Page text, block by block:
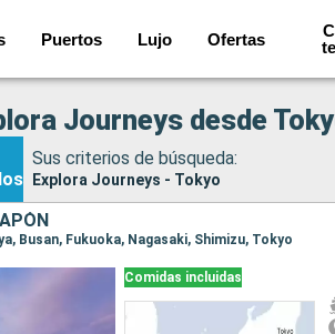
Puertos Lujo Ofertas
Journeys desde
Sus criterios de búsqueda:
Explora Journeys - Tokyo
Busan, Fukuoka, Nagasaki, Shimizu, Tokyo
Comidas incluidas